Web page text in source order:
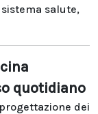
salute,
quotidiano
dei